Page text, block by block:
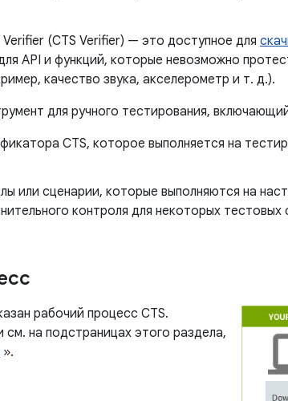
(CTS Verifier) ​​— это доступное для
API и функций, которые невозможно
качество звука, акселерометр и т. д.).
для ручного тестирования,
CTS, которое выполняется на
или сценарии, которые выполняются на
контроля для некоторых тестовых
рабочий процесс CTS.
на подстраницах этого раздела,
».